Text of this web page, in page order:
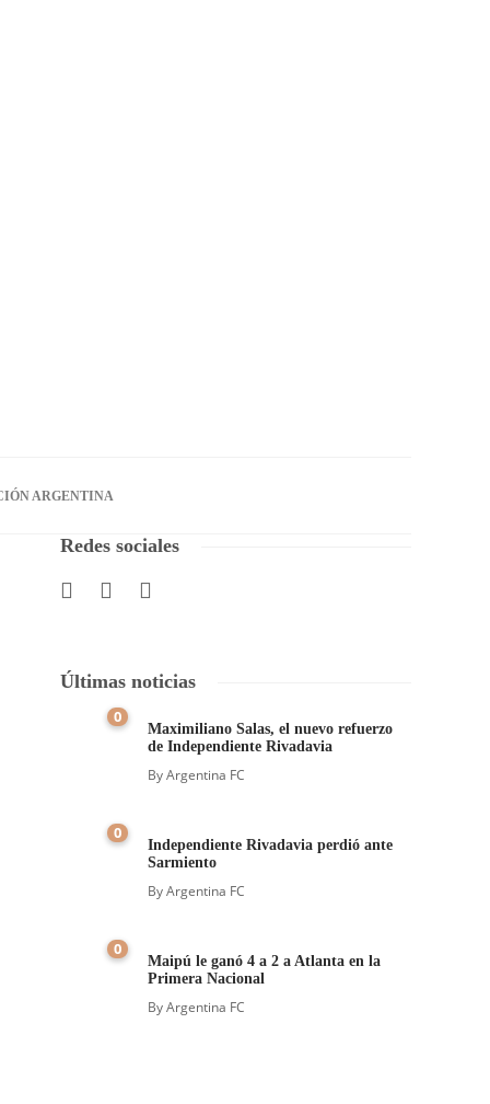
ARGENTINA
Redes sociales
Últimas noticias
0
Maximiliano Salas, el nuevo refuerzo
de Independiente Rivadavia
ByArgentina FC
0
Independiente Rivadavia perdió ante
Sarmiento
ByArgentina FC
0
Maipú le ganó 4 a 2 a Atlanta en la
Primera Nacional
ByArgentina FC